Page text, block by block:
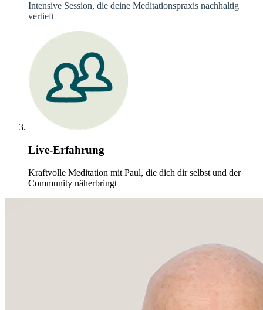
Intensive Session, die deine Meditationspraxis nachhaltig
vertieft
Live-Erfahrung
Kraftvolle Meditation mit Paul, die dich dir selbst und der
Community näherbringt